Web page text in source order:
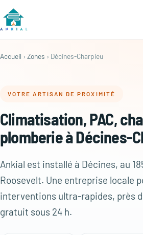
Accueil › Zones › Décines-Charpieu
VOTRE ARTISAN DE PROXIMITÉ
Climatisation, PAC,
plomberie à Décines-
Ankial est installé à Décines, au
Roosevelt. Une entreprise locale
interventions ultra-rapides, près
gratuit sous 24 h.